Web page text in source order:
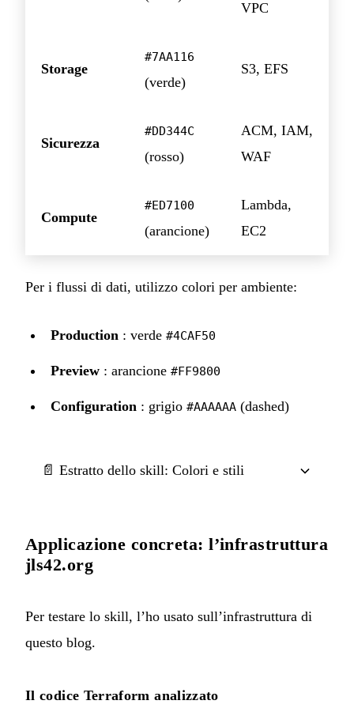
VPC
Storage
#7AA116
(verde)
S3, EFS
Sicurezza
#DD344C
(rosso)
ACM, IAM,
WAF
Compute
#ED7100
(arancione)
Lambda,
EC2
Per i flussi di dati, utilizzo colori per ambiente:
Production : verde #4CAF50
Preview : arancione #FF9800
Configuration : grigio #AAAAAA (dashed)
📄 Estratto dello skill: Colori e stili
Applicazione concreta: l’infrastruttura
jls42.org
Per testare lo skill, l’ho usato sull’infrastruttura di
questo blog.
Il codice Terraform analizzato